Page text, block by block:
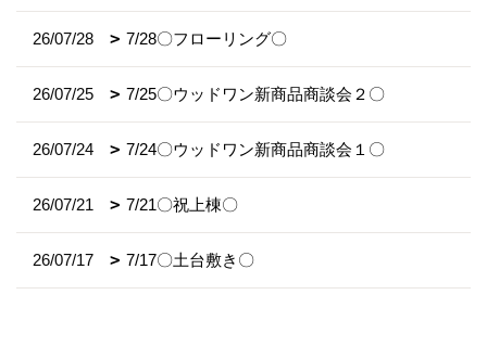
26/07/28 7/28〇フローリング〇
26/07/25 7/25〇ウッドワン新商品商談会２〇
26/07/24 7/24〇ウッドワン新商品商談会１〇
26/07/21 7/21〇祝上棟〇
26/07/17 7/17〇土台敷き〇